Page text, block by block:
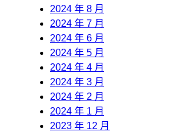
2024 年 8 月
2024 年 7 月
2024 年 6 月
2024 年 5 月
2024 年 4 月
2024 年 3 月
2024 年 2 月
2024 年 1 月
2023 年 12 月